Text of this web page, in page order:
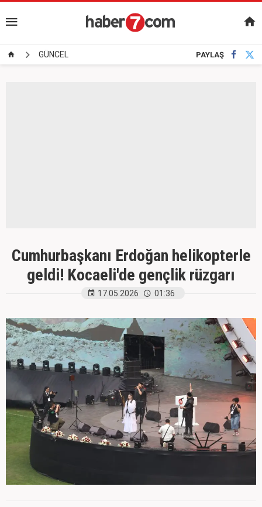
GÜNCEL PAYLAŞ
Cumhurbaşkanı Erdoğan helikopterle
geldi! Kocaeli'de gençlik rüzgarı
17.05.2026 01:36